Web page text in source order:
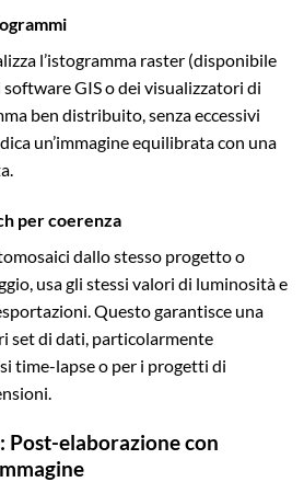
l’istogramma raster (disponibile
GIS o dei visualizzatori di
ben distribuito, senza eccessivi
un’immagine equilibrata con una
per coerenza
dallo stesso progetto o
usa gli stessi valori di luminosità e
Questo garantisce una
set di dati, particolarmente
time-lapse o per i progetti di
Post-elaborazione con